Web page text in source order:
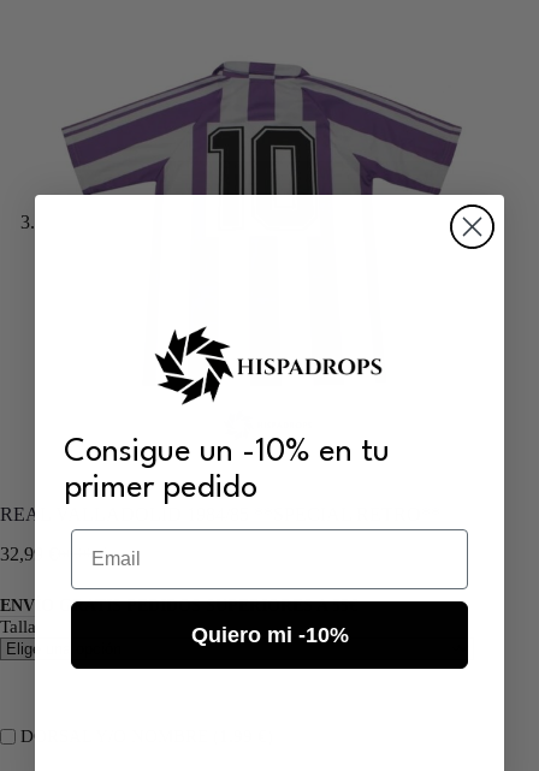
REAL VALLADOLID 1984/85 **SPECIAL RETRO**
66,00€
32,99
ENVÍO GRATIS PEDIDOS SUPERIORES A 55€
Talla
DORSAL Y/O NOMBRE (
Consigue un -10% en tu
primer pedido
Email
Quiero mi -10%